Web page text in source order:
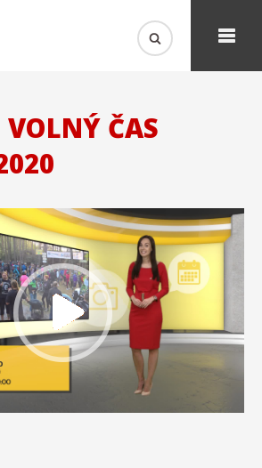
VOLNÝ ČAS